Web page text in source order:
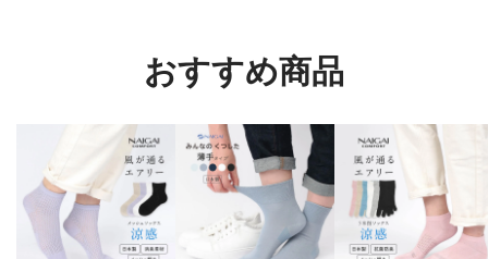
おすすめ商品